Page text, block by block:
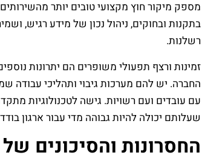
מספק מיקור חוץ מקצועי טובים יותר
בתקנות ובחוקים, ניהול נכון של מידע רגיש,
רשלנות.
זמינות ורצף תפעולי משופרים הם יתרונות
החברה. יש להם מערכות גיבוי ותהליכי עבודה
עם עובדים ועם רשויות. גישה לטכנולוגיות
שעלותם יכולה להיות גבוהה מדי עבור ארגון
החסרונות והסיכונים